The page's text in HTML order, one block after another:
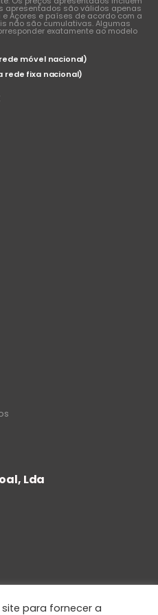
apresentados são válidos apenas
Açores e países de acordo com a
não são cumulativas. Algumas
exatamente ao modelo
móvel nacional)
rede fixa nacional)
Lda
para fornecer a